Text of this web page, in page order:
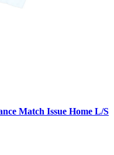
Match Issue Home L/S